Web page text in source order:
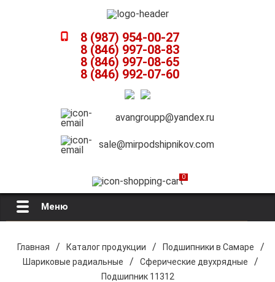
8 (987) 954-00-27
8 (846) 997-08-83
8 (846) 997-08-65
8 (846) 992-07-60
avangroupp@yandex.ru
sale@mirpodshipnikov.com
0
Меню
О компании
Главная / Каталог продукции / Подшипники в Самаре /
Шариковые радиальные / Сферические двухрядные /
Подшипник 11312